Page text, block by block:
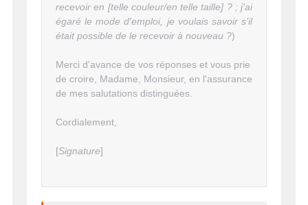
recevoir en [telle couleur/en telle taille] ? ; j'ai
égaré le mode d'emploi, je voulais savoir s’il
était possible de le recevoir à nouveau ?)
Merci d'avance de vos réponses et vous prie
de croire, Madame, Monsieur, en l'assurance
de mes salutations distinguées.
Cordialement,
[Signature]